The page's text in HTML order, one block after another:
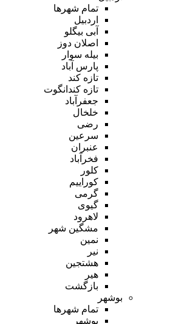
تمام شهر‌ها
اردبیل
آبی بیگلو
اصلان دوز
بیله سوار
پارس آباد
تازه کند
تازه کندانگوت
جعفرآباد
خلخال
رضی
سرعین
عنبران
فخرآباد
کلور
کوراییم
گرمی
گیوی
لاهرود
مشگین شهر
نمین
نیر
هشتجین
هیر
بازگشت
بوشهر
تمام شهر‌ها
بوشهر